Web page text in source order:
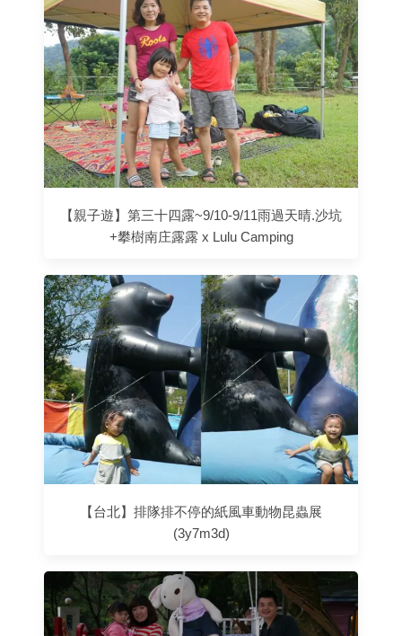
【親子遊】第三十四露~9/10-9/11雨過天晴.沙坑
+攀樹南庄露露 x Lulu Camping
【台北】排隊排不停的紙風車動物昆蟲展
(3y7m3d)